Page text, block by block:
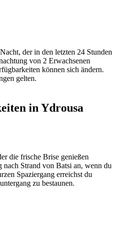
der in den letzten 24 Stunden
von 2 Erwachsenen
können sich ändern.
gelten.
in Ydrousa
die frische Brise genießen
nach Strand von Batsi an, wenn du
Spaziergang erreichst du
zu bestaunen.